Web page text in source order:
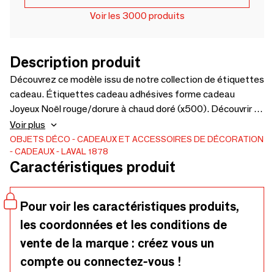
Voir les 3000 produits
Description produit
Découvrez ce modèle issu de notre collection de étiquettes
cadeau. Étiquettes cadeau adhésives forme cadeau
Joyeux Noël rouge/dorure à chaud doré (x500). Découvrir le
produit
Voir plus
OBJETS DÉCO
CADEAUX ET ACCESSOIRES DE DÉCORATION
CADEAUX
LAVAL 1878
Caractéristiques produit
Pour voir les caractéristiques produits,
les coordonnées et les conditions de
vente de la marque : créez vous un
compte ou connectez-vous !